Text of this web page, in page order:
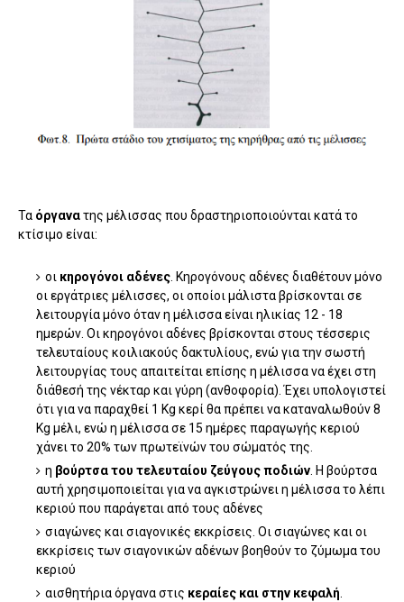
Τα όργανατης μέλισσας που δραστηριοποιούνται κατά το
κτίσιμο είναι:
οι κηρογόνοι αδένες . Κηρογόνους αδένες διαθέτουν μόνο
οι εργάτριες μέλισσες, οι οποίοι μάλιστα βρίσκονται σε
λειτουργία μόνο όταν η μέλισσα είναι ηλικίας 12 - 18
ημερών. Οι κηρογόνοι αδένες βρίσκονται στους τέσσερις
τελευταίους κοιλιακούς δακτυλίους, ενώ για την σωστή
λειτουργίας τους απαιτείται επίσης η μέλισσα να έχει στη
διάθεσή της νέκταρ και γύρη (ανθοφορία). Έχει υπολογιστεί
ότι για να παραχθεί 1 Kg κερί θα πρέπει να καταναλωθούν 8
Kg μέλι, ενώ η μέλισσα σε 15 ημέρες παραγωγής κεριού
χάνει το 20% των πρωτεϊνών του σώματός της.
η βούρτσα του τελευταίου ζεύγους ποδιών . Η βούρτσα
αυτή χρησιμοποιείται για να αγκιστρώνει η μέλισσα το λέπι
κεριού που παράγεται από τους αδένες
σιαγώνες και σιαγονικές εκκρίσεις. Οι σιαγώνες και οι
εκκρίσεις των σιαγονικών αδένων βοηθούν το ζύμωμα του
κεριού
αισθητήρια όργανα στις κεραίες και στην κεφαλή